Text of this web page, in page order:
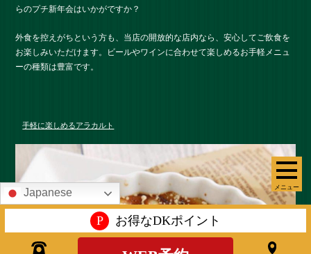
メニュー
らのプチ新年会はいかがですか？
外食を控えがちという方も、当店の開放的な店内なら、安心してご飲食を
お楽しみいただけます。ビールやワインに合わせて楽しめるお手軽メニュ
ーの種類は豊富です。
手軽に楽しめるアラカルト
Japanese
P お得なDKポイント